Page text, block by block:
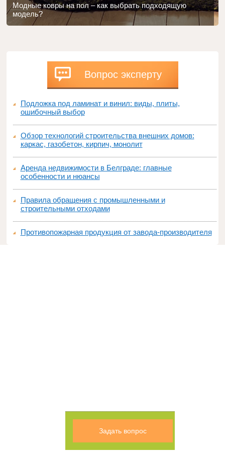
Модные ковры на пол – как выбрать подходящую
модель?
Вопрос эксперту
Подложка под ламинат и винил: виды, плиты,
ошибочный выбор
Обзор технологий строительства внешних домов:
каркас, газобетон, кирпич, монолит
Аренда недвижимости в Белграде: главные
особенности и нюансы
Правила обращения с промышленными и
строительными отходами
Противопожарная продукция от завода-производителя
Задать вопрос